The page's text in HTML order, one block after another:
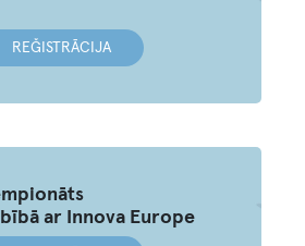
REĞISTRĀCIJA
ar Innova Europe